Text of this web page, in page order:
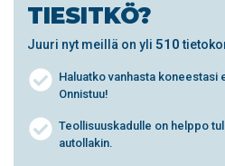
TIESITKÖ?
Juuri nyt meillä on yli 510
Haluatko vanhasta koneestasi
Onnistuu!
Teollisuuskadulle on helppo
autollakin.